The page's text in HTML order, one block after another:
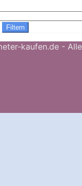
Filtern
kaufen.de -